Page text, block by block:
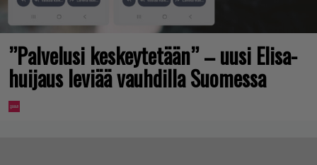
”Palvelusi keskeytetään” – uusi Elisa-
huijaus leviää vauhdilla Suomessa